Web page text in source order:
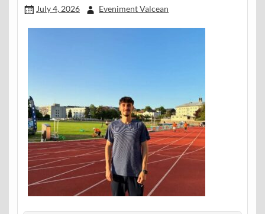
July 4, 2026 Eveniment Valcean